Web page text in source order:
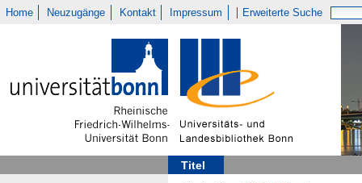
Home Neuzugänge Kontakt Impressum Erweiterte Suche
Titel